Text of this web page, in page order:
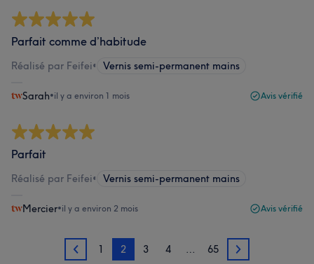
Parfait comme d’habitude
Réalisé par Feifei• Vernis semi-permanent mains
Sarah•il y a environ 1 mois Avis vérifié
Parfait
Réalisé par Feifei• Vernis semi-permanent mains
Mercier•il y a environ 2 mois Avis vérifié
1 1 2 3 4 … 65 3